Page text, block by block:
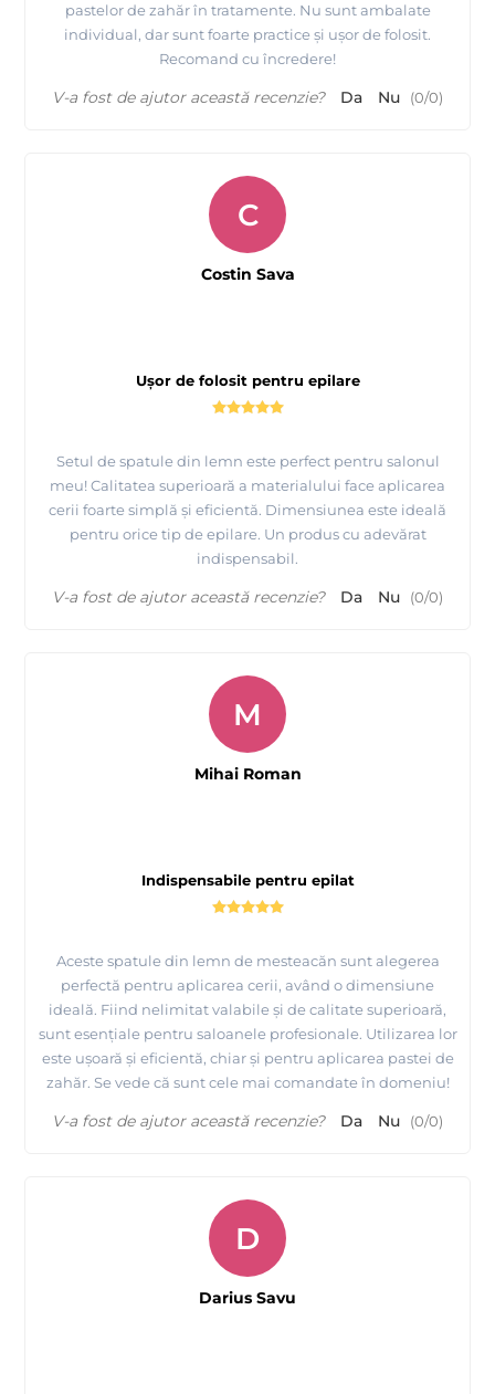
pastelor de zahăr în tratamente. Nu sunt ambalate
individual, dar sunt foarte practice și ușor de folosit.
Recomand cu încredere!
V-a fost de ajutor această recenzie? Da Nu (0/0)
Ușor de folosit pentru epilare
Setul de spatule din lemn este perfect pentru salonul
meu! Calitatea superioară a materialului face aplicarea
cerii foarte simplă și eficientă. Dimensiunea este ideală
pentru orice tip de epilare. Un produs cu adevărat
indispensabil.
C
Costin Sava
V-a fost de ajutor această recenzie? Da Nu (0/0)
Indispensabile pentru epilat
Aceste spatule din lemn de mesteacăn sunt alegerea
perfectă pentru aplicarea cerii, având o dimensiune
ideală. Fiind nelimitat valabile și de calitate superioară,
sunt esențiale pentru saloanele profesionale. Utilizarea lor
este ușoară și eficientă, chiar și pentru aplicarea pastei de
zahăr. Se vede că sunt cele mai comandate în domeniu!
M
Mihai Roman
V-a fost de ajutor această recenzie? Da Nu (0/0)
D
Darius Savu